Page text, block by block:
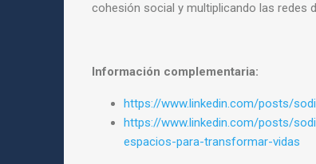
cohesión social y multiplicando las redes
Información complementaria:
https://www.linkedin.com/posts/
https://www.linkedin.com/posts/
espacios-para-transformar-vidas